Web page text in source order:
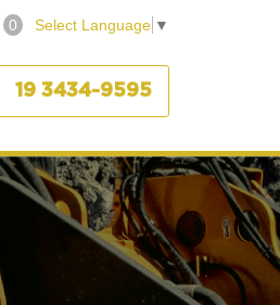
0 Select Language ▼
19 3434-9595